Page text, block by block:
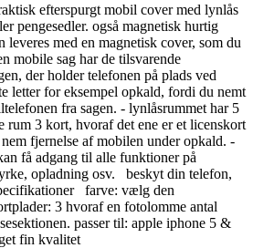
efterspurgt mobil cover med lynlås
pengesedler. også magnetisk hurtig
leveres med en magnetisk cover, som du
mobile sag har de tilsvarende
der holder telefonen på plads ved
letter for eksempel opkald, fordi du nemt
fra sagen. - lynlåsrummet har 5
rum 3 kort, hvoraf det ene er et licenskort
fjernelse af mobilen under opkald. -
få adgang til alle funktioner på
opladning osv. beskyt din telefon,
farve: vælg den
3 hvoraf en fotolomme antal
passer til: apple iphone 5 &
fin kvalitet